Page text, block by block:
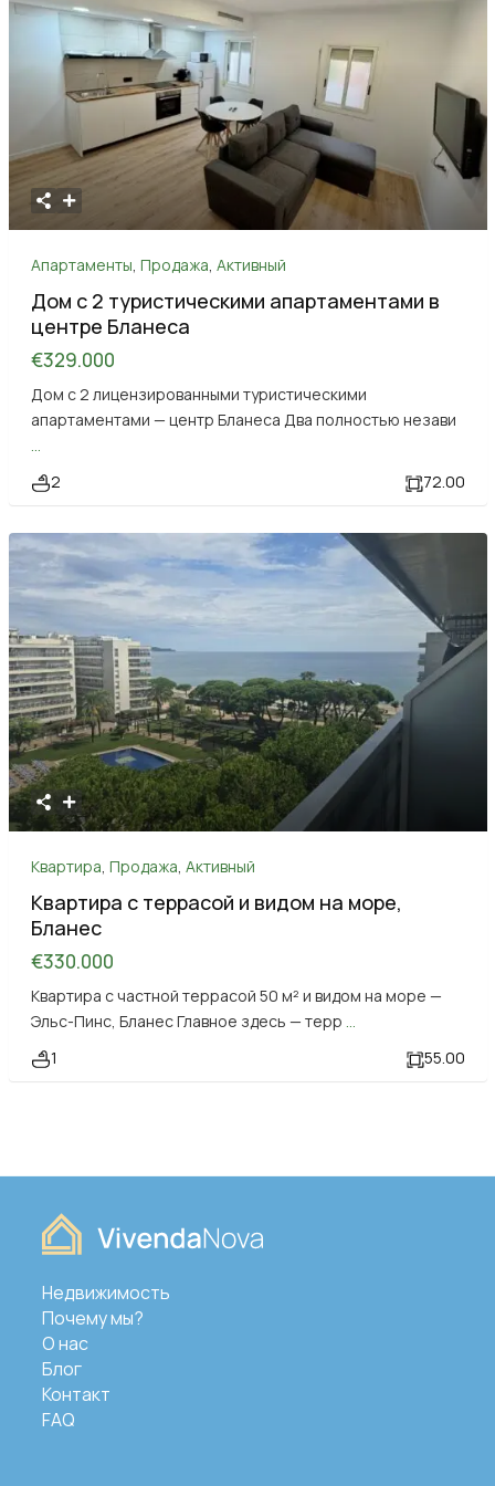
Апартаменты Продажа Активный
Дом с 2 туристическими апартаментами в
центре Бланеса
€329.000
Дом с 2 лицензированными туристическими
апартаментами — центр Бланеса Два полностью незави
2
72.00
Квартира, Продажа, Активный
Квартира с террасой и видом на море,
Бланес
€330.000
Квартира с частной террасой 50 м² и видом на море —
Эльс-Пинс, Бланес Главное здесь — терр ...
1
55.00
Недвижимость
Почему мы?
О нас
Блог
Контакт
FAQ